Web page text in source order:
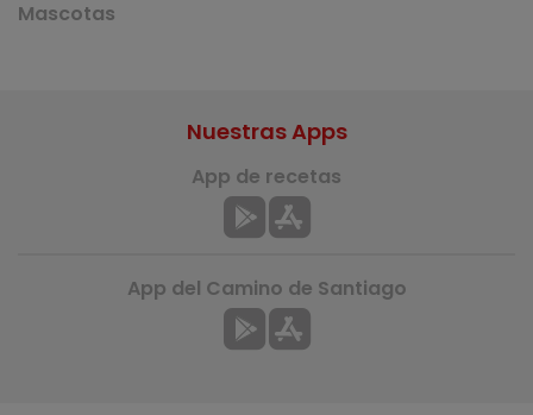
Mascotas
Nuestras Apps
App de recetas
App del Camino de Santiago